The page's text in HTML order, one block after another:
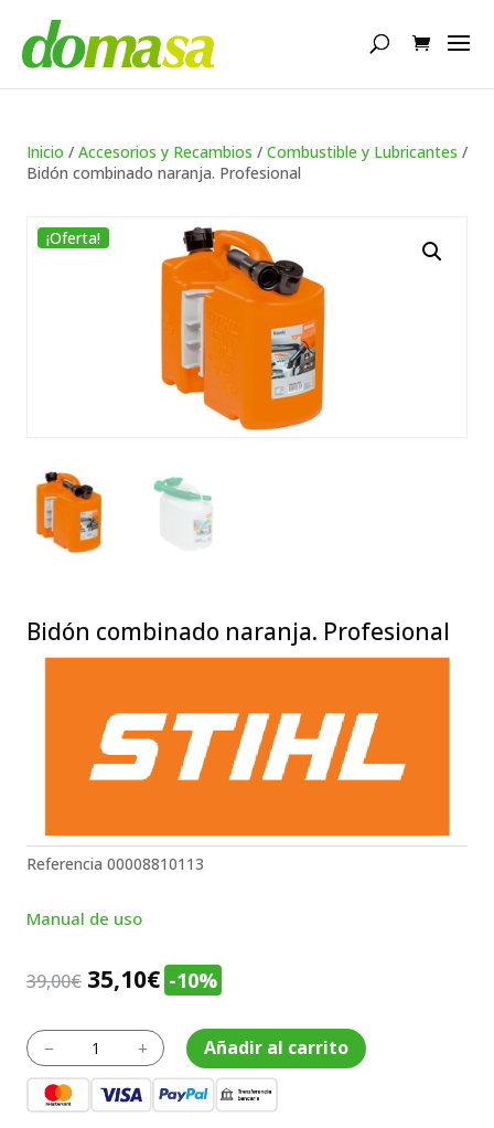
productos
Inicio / Accesorios y Recambios / Combustible y Lubricantes /
Bidón combinado naranja. Profesional
¡Oferta!
Bidón combinado naranja. Profesional
Referencia 00008810113
Manual de uso
39,00€ El
original
era:
39,00€.
35,10€El
actual
es:
35,10€.
-10%
K
Bidón
combinado
naranja.
Profesional
L Añadir al carrito